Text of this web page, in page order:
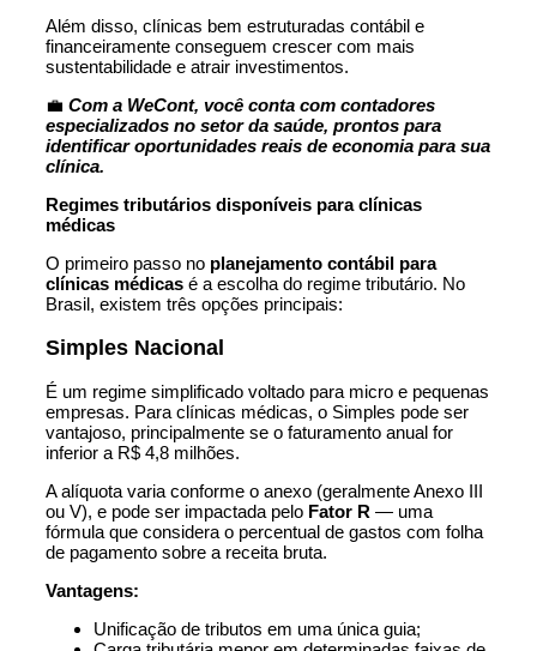
Além disso, clínicas bem estruturadas contábil e
financeiramente conseguem crescer com mais
sustentabilidade e atrair investimentos.
💼 Com a WeCont, você conta com contadores
especializados no setor da saúde, prontos para
identificar oportunidades reais de economia para sua
clínica.
Regimes tributários disponíveis para clínicas
médicas
O primeiro passo no planejamento contábil para
clínicas médicas é a escolha do regime tributário. No
Brasil, existem três opções principais:
Simples Nacional
É um regime simplificado voltado para micro e pequenas
empresas. Para clínicas médicas, o Simples pode ser
vantajoso, principalmente se o faturamento anual for
inferior a R$ 4,8 milhões.
A alíquota varia conforme o anexo (geralmente Anexo III
ou V), e pode ser impactada pelo Fator R — uma
fórmula que considera o percentual de gastos com folha
de pagamento sobre a receita bruta.
Vantagens:
Unificação de tributos em uma única guia;